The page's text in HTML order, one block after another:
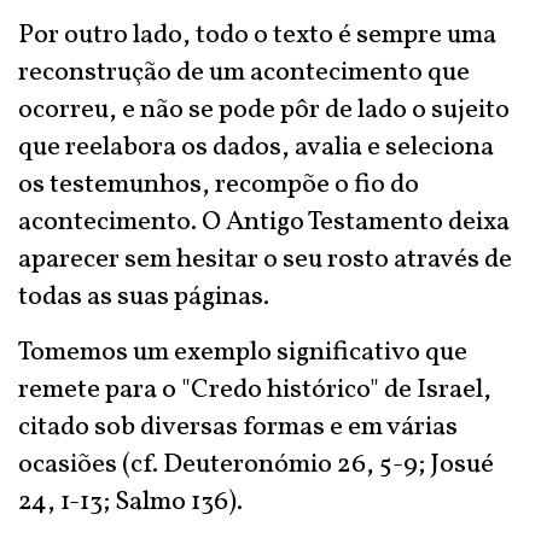
Por outro lado, todo o texto é sempre uma
reconstrução de um acontecimento que
ocorreu, e não se pode pôr de lado o sujeito
que reelabora os dados, avalia e seleciona
os testemunhos, recompõe o fio do
acontecimento. O Antigo Testamento deixa
aparecer sem hesitar o seu rosto através de
todas as suas páginas.
Tomemos um exemplo significativo que
remete para o "Credo histórico" de Israel,
citado sob diversas formas e em várias
ocasiões (cf. Deuteronómio 26, 5-9; Josué
24, 1-13; Salmo 136).